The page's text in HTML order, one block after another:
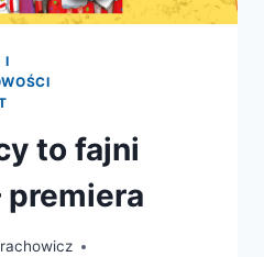
I
to fajni
premiera